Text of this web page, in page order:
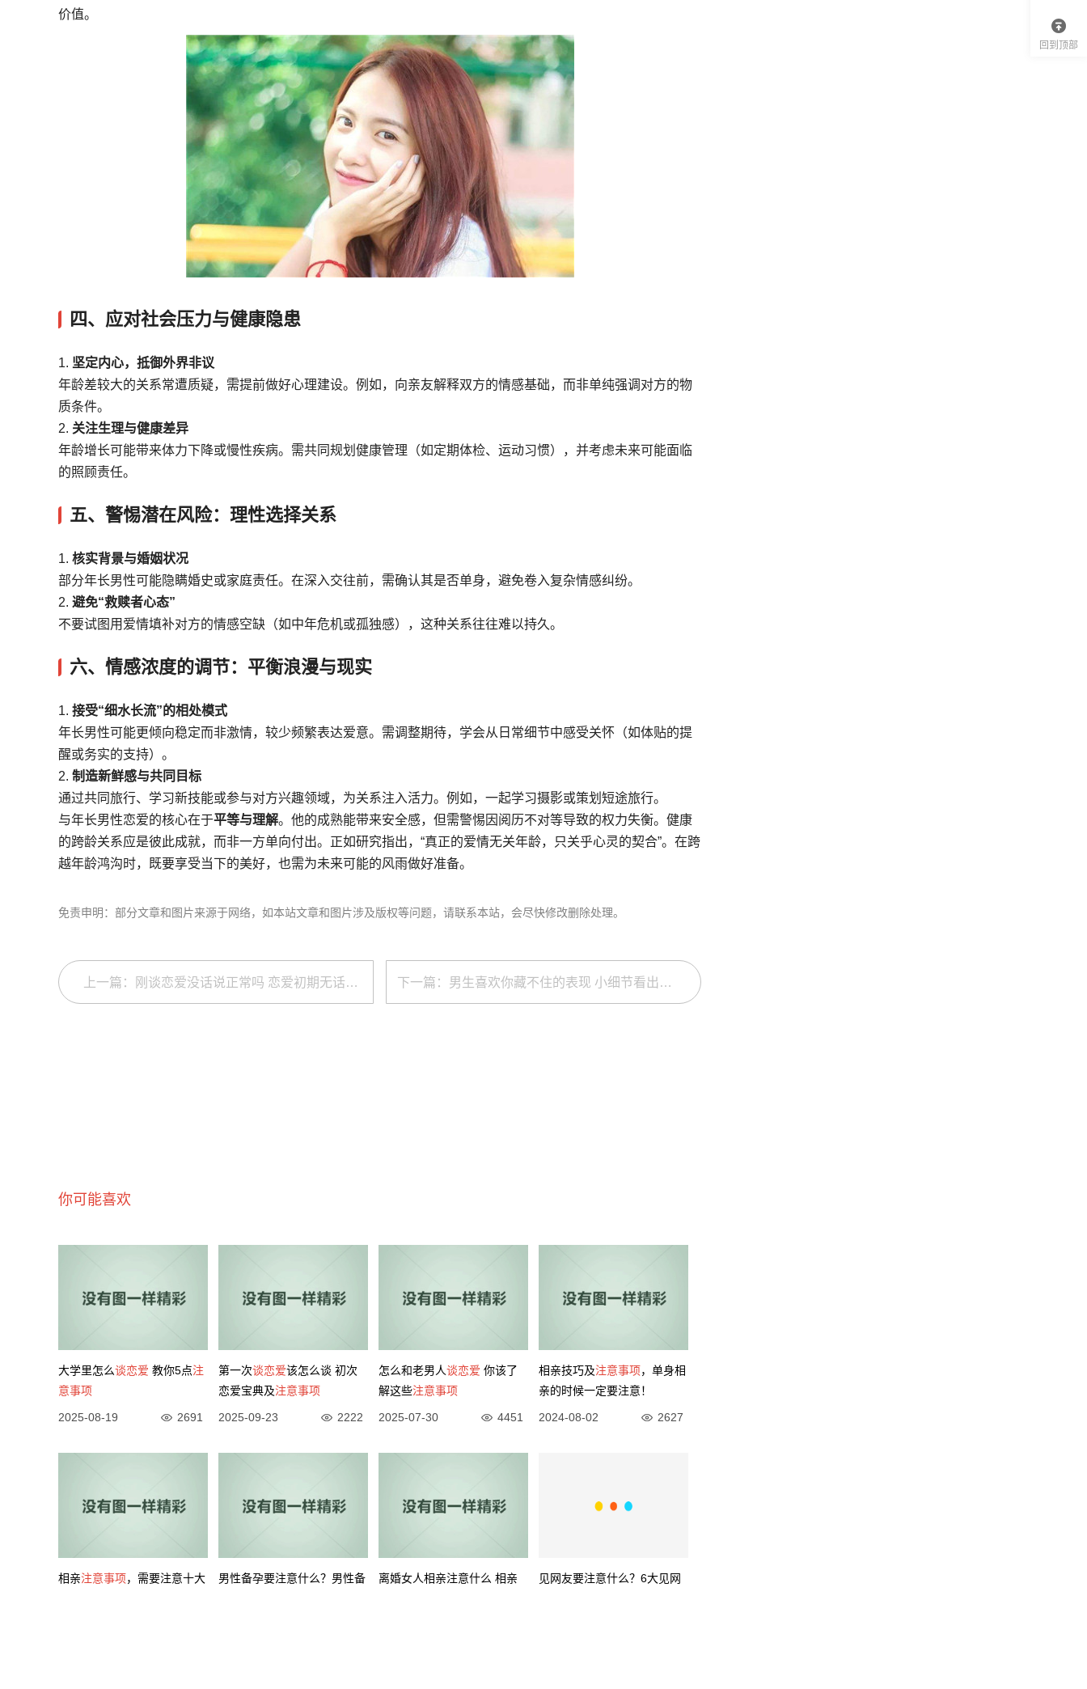
价值。
四、 应对社会压力与健康隐患
1. 坚定内心，抵御外界非议
年龄差较大的关系常遭质疑，需提前做好心理建设。例如，向亲友解释双方的情感基础，而非单纯强调对方的物
质条件。
2. 关注生理与健康差异
年龄增长可能带来体力下降或慢性疾病。需共同规划健康管理（如定期体检、运动习惯），并考虑未来可能面临
的照顾责任。
五、 警惕潜在风险：理性选择关系
1. 核实背景与婚姻状况
部分年长男性可能隐瞒婚史或家庭责任。在深入交往前，需确认其是否单身，避免卷入复杂情感纠纷。
2. 避免“救赎者心态”
不要试图用爱情填补对方的情感空缺（如中年危机或孤独感），这种关系往往难以持久。
六、 情感浓度的调节：平衡浪漫与现实
1. 接受“细水长流”的相处模式
年长男性可能更倾向稳定而非激情，较少频繁表达爱意。需调整期待，学会从日常细节中感受关怀（如体贴的提
醒或务实的支持）。
2. 制造新鲜感与共同目标
通过共同旅行、学习新技能或参与对方兴趣领域，为关系注入活力。例如，一起学习摄影或策划短途旅行。
与年长男性恋爱的核心在于平等与理解。他的成熟能带来安全感，但需警惕因阅历不对等导致的权力失衡。健康
的跨龄关系应是彼此成就，而非一方单向付出。正如研究指出，“真正的爱情无关年龄，只关乎心灵的契合”。在跨
越年龄鸿沟时，既要享受当下的美好，也需为未来可能的风雨做好准备。
免责申明：部分文章和图片来源于网络，如本站文章和图片涉及版权等问题，请联系本站，会尽快修改删除处理。
上一篇：刚谈恋爱没话说正常吗 恋爱初期无话可说正常吗 下一篇：男生喜欢你藏不住的表现 小细节看出男人暗恋你
你可能喜欢
大学里怎么谈恋爱 教你5点注
意事项
2025-08-19 2691
第一次谈恋爱该怎么谈 初次
恋爱宝典及注意事项
2025-09-23 2222
怎么和老男人谈恋爱 你该了
解这些注意事项
2025-07-30 4451
相亲技巧及注意事项，单身相
亲的时候一定要注意！
2024-08-02 2627
相亲注意事项，需要注意十大
男性备孕要注意什么？男性备
离婚女人相亲注意什么 相亲
见网友要注意什么？6大见网
回到顶部